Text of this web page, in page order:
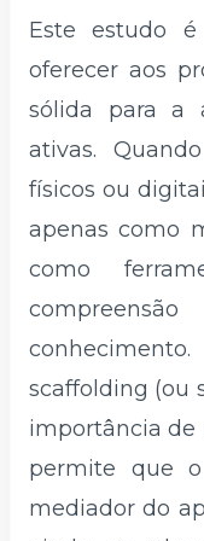
Este estudo
oferecer aos
sólida para a
ativas.
físicos ou
apenas como
como
scaffolding (ou
importância de
permite que
mediador do